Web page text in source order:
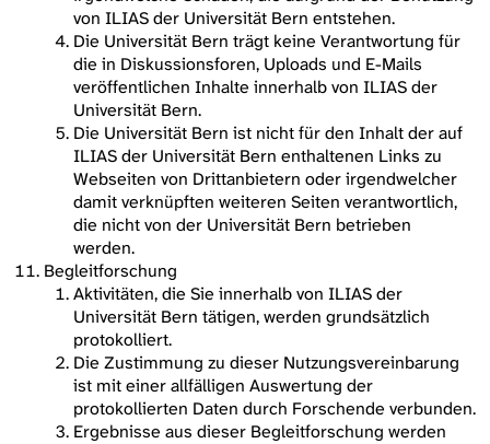
von ILIAS der Universität Bern entstehen.
Die Universität Bern trägt keine Verantwortung für
die in Diskussionsforen, Uploads und E-Mails
veröffentlichen Inhalte innerhalb von ILIAS der
Universität Bern.
Die Universität Bern ist nicht für den Inhalt der auf
ILIAS der Universität Bern enthaltenen Links zu
Webseiten von Drittanbietern oder irgendwelcher
damit verknüpften weiteren Seiten verantwortlich,
die nicht von der Universität Bern betrieben
werden.
Begleitforschung
Aktivitäten, die Sie innerhalb von ILIAS der
Universität Bern tätigen, werden grundsätzlich
protokolliert.
Die Zustimmung zu dieser Nutzungsvereinbarung
ist mit einer allfälligen Auswertung der
protokollierten Daten durch Forschende verbunden.
Ergebnisse aus dieser Begleitforschung werden